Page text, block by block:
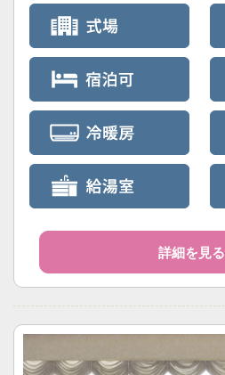
詳細を見る